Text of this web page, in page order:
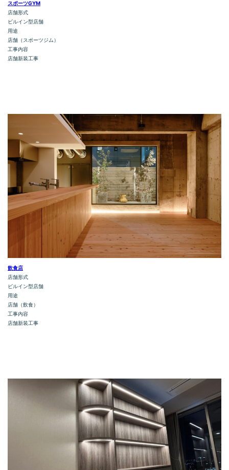
スポーツGYM
店舗形式
ビルイン型店舗
用途
店舗（スポーツジム）
工事内容
店舗新装工事
飲食店
店舗形式
ビルイン型店舗
用途
店舗（飲食）
工事内容
店舗新装工事